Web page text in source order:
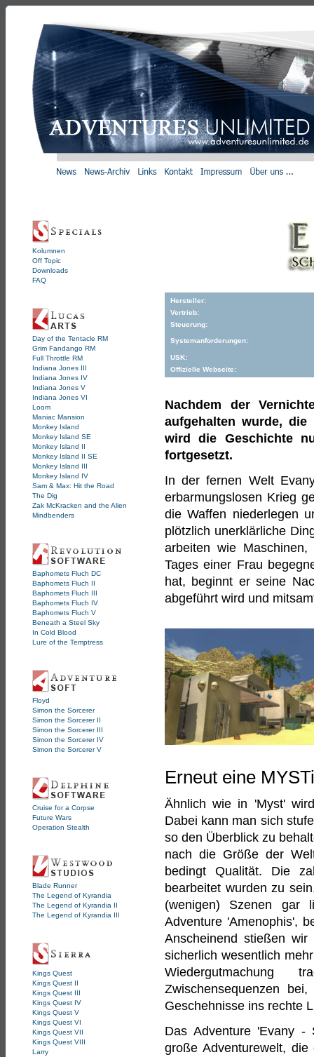
Kolumnen
Off Topic
Downloads
FAQ
Day of the Tentacle RM
Grim Fandango RM
Full Throttle RM
Indiana Jones III
Indiana Jones IV
Indiana Jones V
Indiana Jones VI
Loom
Maniac Mansion
Monkey Island
Monkey Island SE
Monkey Island II
Monkey Island II SE
Monkey Island III
Monkey Island IV
Sam & Max: Hit the Road
The Dig
Zak McKracken and the Alien
Mindbenders
Baphomets Fluch DC
Baphomets Fluch II
Baphomets Fluch III
Baphomets Fluch IV
Baphomets Fluch V
Beneath a Steel Sky
In Cold Blood
Lure of the Temptress
Floyd
Simon the Sorcerer
Simon the Sorcerer II
Simon the Sorcerer III
Simon the Sorcerer IV
Simon the Sorcerer V
Cruise for a Corpse
Future Wars
Operation Stealth
Blade Runner
The Legend of Kyrandia
The Legend of Kyrandia II
The Legend of Kyrandia III
Kings Quest
Kings Quest II
Kings Quest III
Kings Quest IV
Kings Quest V
Kings Quest VI
Kings Quest VII
Kings Quest VIII
Larry
Hersteller:
Vertrieb:
Steuerung:
Systemanforderungen:
USK:
Offizielle Webseite:
Nachdem der
aufgehalten wurde, die
wird die Geschichte
fortgesetzt.
In der fernen Welt
erbarmungslosen Krieg
die Waffen niederlegen
plötzlich unerklärliche
arbeiten wie
Tages einer Frau
hat, beginnt er seine
abgeführt wird und
Erneut eine
Ähnlich wie in 'Myst'
Dabei kann man sich
so den Überblick zu
nach die Größe der
bedingt Qualität. Die
bearbeitet wurden zu
(wenigen) Szenen gar
Adventure 'Amenophis',
Anscheinend stießen
sicherlich wesentlich
Zwischensequenzen
Geschehnisse ins rechte
Das Adventure 'Evany -
große Adventurewelt,